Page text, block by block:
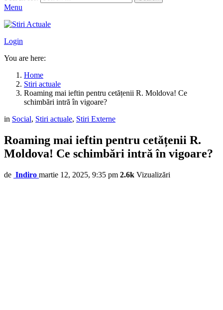
Menu
Login
You are here:
Home
Stiri actuale
Roaming mai ieftin pentru cetățenii R. Moldova! Ce
schimbări intră în vigoare?
in Social, Stiri actuale, Stiri Externe
Roaming mai ieftin pentru cetățenii R.
Moldova! Ce schimbări intră în vigoare?
de Indiro martie 12, 2025, 9:35 pm 2.6k Vizualizări